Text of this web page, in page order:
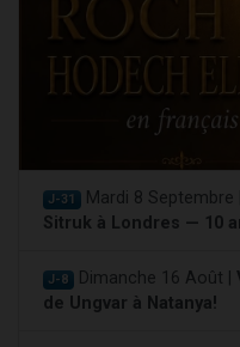
J-31 Mardi 8 Septembre |
Sitruk à Londres — 10
J-8 Dimanche 16 Août |
de Ungvar à Natanya!